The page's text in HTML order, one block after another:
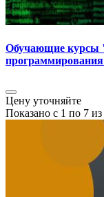
Обучающие курсы
Цену уточняйте
Показано с 1 по 7